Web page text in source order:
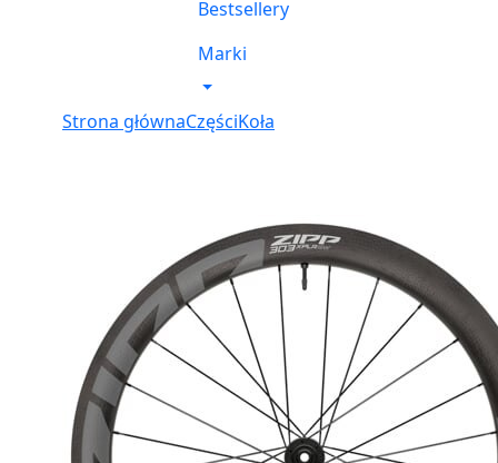
Bestsellery
Marki
Strona głównaCzęściKoła